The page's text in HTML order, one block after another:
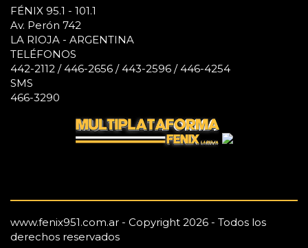
FÉNIX 95.1 - 101.1
Av. Perón 742
LA RIOJA - ARGENTINA
TELÉFONOS
442-2112 / 446-2656 / 443-2596 / 446-4254
SMS
466-3290
www.fenix951.com.ar - Copyright 2026 - Todos los
derechos reservados